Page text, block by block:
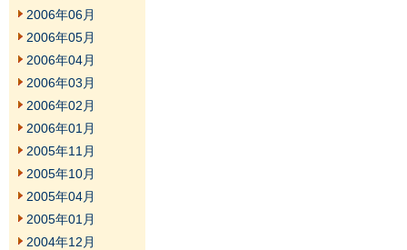
2006年06月
2006年05月
2006年04月
2006年03月
2006年02月
2006年01月
2005年11月
2005年10月
2005年04月
2005年01月
2004年12月